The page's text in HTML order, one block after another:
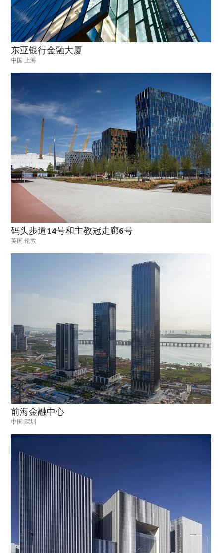
东亚银行金融大厦
中国 上海
码头步道14号和主教冠走廊6号
英国 伦敦
前海金融中心
中国 深圳